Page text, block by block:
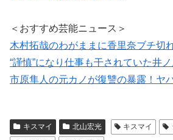
＜おすすめ芸能ニュース＞
木村拓哉のわがままに香里奈ブチ切
“謹慎”になり仕事も干されていた井ノ
市原隼人の元カノが復讐の暴露！ヤ
キスマイ 北山宏光 キスマイ